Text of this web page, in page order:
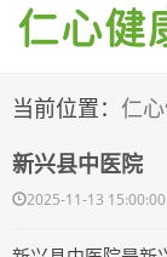
当前位置： 仁
新兴县中医院
2025-11-13 15:00:00